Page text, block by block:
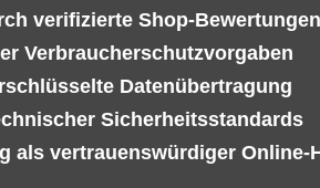
verifizierte Shop-Bewertungen
Verbraucherschutzvorgaben
Datenübertragung
Sicherheitsstandards
als vertrauenswürdiger Online-